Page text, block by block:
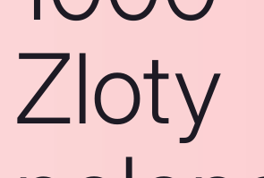
Zloty